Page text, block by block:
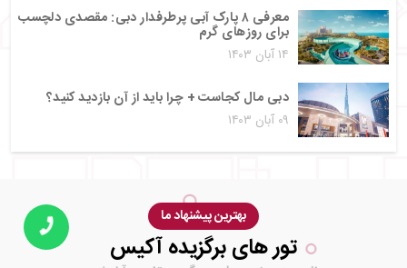
معرفی ۸ پارک آبی پرطرفدار دبی: مقصدی دلچسب
برای روزهای گرم
۱۴ آبان ۱۴۰۳
دبی مال کجاست + چرا باید از آن بازدید کنید؟
۰۹ آبان ۱۴۰۳
بهترین پیشنهاد ما
تور های برگزیده آکیس